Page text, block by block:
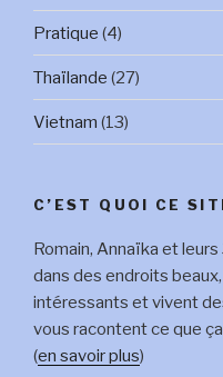
Pratique (4)
Thaïlande (27)
Vietnam (13)
C’EST QUOI CE
Romain, Annaïka et
dans des endroits
intéressants et vivent
vous racontent ce que
(en savoir plus)